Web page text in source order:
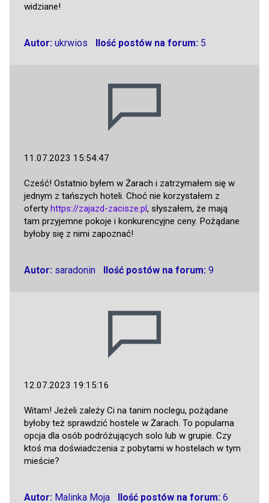
widziane!
Autor: ukrwios Ilość postów na forum:5
11.07.2023 15:54:47
Cześć! Ostatnio byłem w Żarach i zatrzymałem się w
jednym z tańszych hoteli. Choć nie korzystałem z
oferty https://zajazd-zacisze.pl, słyszałem, że mają
tam przyjemne pokoje i konkurencyjne ceny. Pożądane
byłoby się z nimi zapoznać!
Autor: saradonin Ilość postów na forum: 9
12.07.2023 19:15:16
Witam! Jeżeli zależy Ci na tanim noclegu, pożądane
byłoby też sprawdzić hostele w Żarach. To popularna
opcja dla osób podróżujących solo lub w grupie. Czy
ktoś ma doświadczenia z pobytami w hostelach w tym
mieście?
Autor: Malinka Moja Ilość postów na forum:6